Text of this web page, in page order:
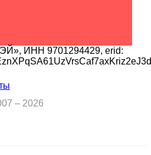
, ИНН 9701294429, erid:
– 2026